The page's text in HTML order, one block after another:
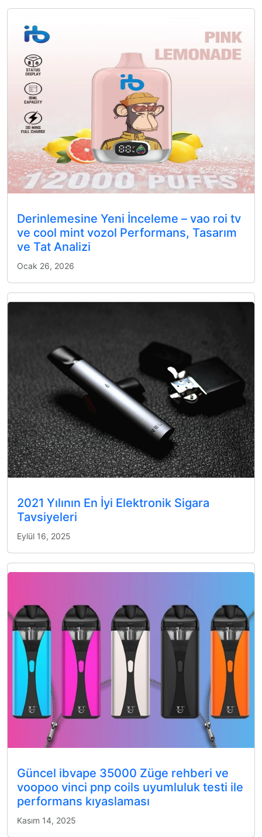
Derinlemesine Yeni İnceleme – vao roi tv
ve cool mint vozol Performans, Tasarım
ve Tat Analizi
Ocak 26, 2026
2021 Yılının En İyi Elektronik Sigara
Tavsiyeleri
Eylül 16, 2025
Güncel ibvape 35000 Züge rehberi ve
voopoo vinci pnp coils uyumluluk testi ile
performans kıyaslaması
Kasım 14, 2025